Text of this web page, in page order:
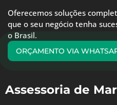
Oferecemos soluções
que o seu negócio tenha
o Brasil.
ORÇAMENTO VIA
Assessoria de